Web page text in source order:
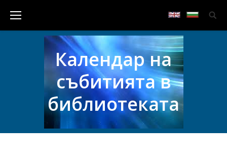
Календар на
събитията в
библиотеката